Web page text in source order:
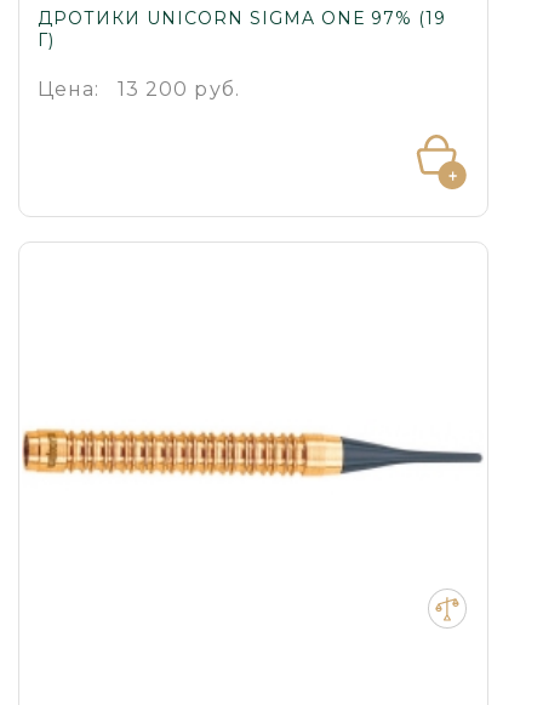
ДРОТИКИ UNICORN SIGMA ONE 97% (19
Г)
Цена: 13 200 руб.